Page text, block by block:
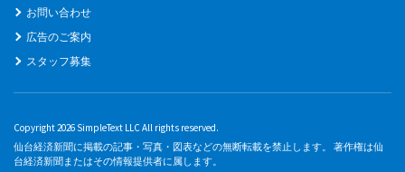
お問い合わせ
広告のご案内
スタッフ募集
Copyright 2026 SimpleText LLC All rights reserved.
仙台経済新聞に掲載の記事・写真・図表などの無断転載を禁止します。 著作権は仙
台経済新聞またはその情報提供者に属します。